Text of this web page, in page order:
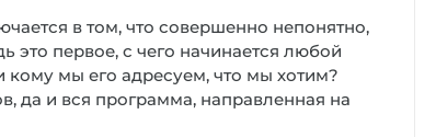
в том, что совершенно непонятно,
это первое, с чего начинается любой
кому мы его адресуем, что мы хотим?
да и вся программа, направленная на